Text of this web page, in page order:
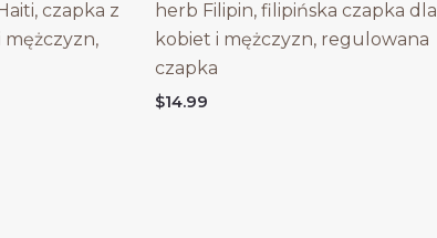
czapka z
mężczyzn,
herb Filipin, filipińska czapka dla
kobiet i mężczyzn, regulowana
czapka
$14.99